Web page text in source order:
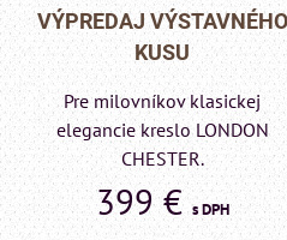
Matrac MIZAR od talianskeho
systému Rinaldi Bed System
ponúka...
699 €s DPH
1239 €s DPH Zľava 43.6%
ks DO KOŠÍKA